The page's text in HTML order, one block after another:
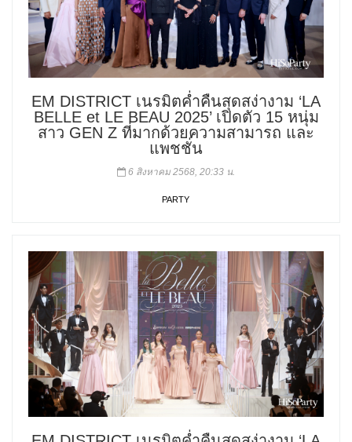
EM DISTRICT เนรมิตค่ำคืนสุดสง่างาม ‘LA
BELLE et LE BEAU 2025’ เปิดตัว 15 หนุ่ม
สาว GEN Z ที่มากด้วยความสามารถ และ
แพชชั่น
6 สิงหาคม 2568, 20:33 น.
PARTY